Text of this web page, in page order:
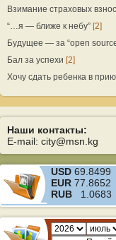
Взимание страховых
“…я — ближе к небу” [2]
Будущее — за “open
Бал за успехи [2]
Хочу сдать ребенка в
Наши контакты:
E-mail: city@msn.kg
USD 69.8499
EUR 77.8652
RUB 1.0683